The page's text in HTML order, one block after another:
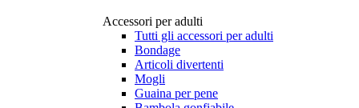
Accessori per adulti
Tutti gli accessori per adulti
Bondage
Articoli divertenti
Mogli
Guaina per pene